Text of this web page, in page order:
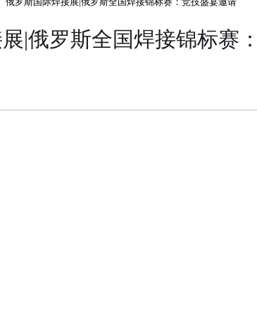
|俄罗斯全国焊接锦标赛